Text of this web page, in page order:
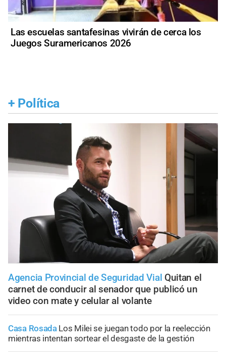
Las escuelas santafesinas vivirán de cerca los
Juegos Suramericanos 2026
+ Política
Agencia Provincial de Seguridad Vial Quitan el
carnet de conducir al senador que publicó un
video con mate y celular al volante
Casa Rosada Los Milei se juegan todo por la reelección
mientras intentan sortear el desgaste de la gestión